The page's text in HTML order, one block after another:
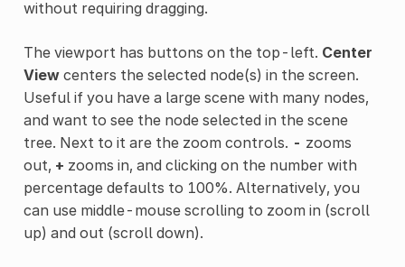
without requiring dragging.
The viewport has buttons on the top-left. Center
Viewcenters the selected node(s) in the screen.
Useful if you have a large scene with many nodes,
and want to see the node selected in the scene
tree. Next to it are the zoom controls. - zooms
out, + zooms in, and clicking on the number with
percentage defaults to 100%. Alternatively, you
can use middle-mouse scrolling to zoom in (scroll
up) and out (scroll down).